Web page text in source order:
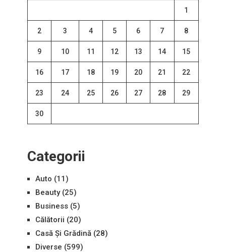
1
2 3 4 5 6 7 8
9 10 11 12 13 14 15
16 17 18 19 20 21 22
23 24 25 26 27 28 29
30
Categorii
Auto (11)
Beauty(25)
Business(5)
Călătorii (20)
Casă Și Grădină(28)
Diverse (599)